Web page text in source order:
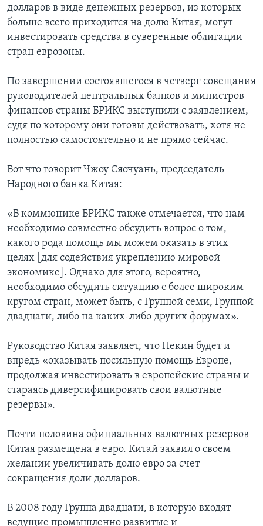
долларов в виде денежных резервов, из которых
больше всего приходится на долю Китая, могут
инвестировать средства в суверенные облигации
стран еврозоны.
По завершении состоявшегося в четверг совещания
руководителей центральных банков и министров
финансов страны БРИКС выступили с заявлением,
судя по которому они готовы действовать, хотя не
полностью самостоятельно и не прямо сейчас.
Вот что говорит Чжоу Сяочуань, председатель
Народного банка Китая:
«В коммюнике БРИКС также отмечается, что нам
необходимо совместно обсудить вопрос о том,
какого рода помощь мы можем оказать в этих
целях [для содействия укреплению мировой
экономике]. Однако для этого, вероятно,
необходимо обсудить ситуацию с более широким
кругом стран, может быть, с Группой семи, Группой
двадцати, либо на каких-либо других форумах».
Руководство Китая заявляет, что Пекин будет и
впредь «оказывать посильную помощь Европе,
продолжая инвестировать в европейские страны и
стараясь диверсифицировать свои валютные
резервы».
Почти половина официальных валютных резервов
Китая размещена в евро. Китай заявил о своем
желании увеличивать долю евро за счет
сокращения доли долларов.
В 2008 году Группа двадцати, в которую входят
ведущие промышленно развитые и